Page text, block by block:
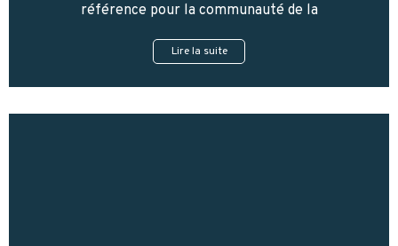
référence pour la communauté de la
Lire la suite